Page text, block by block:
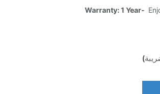
Warranty: 1 Year-